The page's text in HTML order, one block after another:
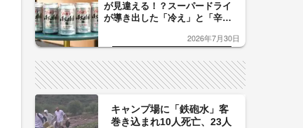
が見違える！？スーパードライ
が導き出した「冷え」と「辛
した「辛口カーブ」が飲み頃の
2026年7月30日
キャンプ場に「鉄砲水」客
巻き込まれ10人死亡、23人